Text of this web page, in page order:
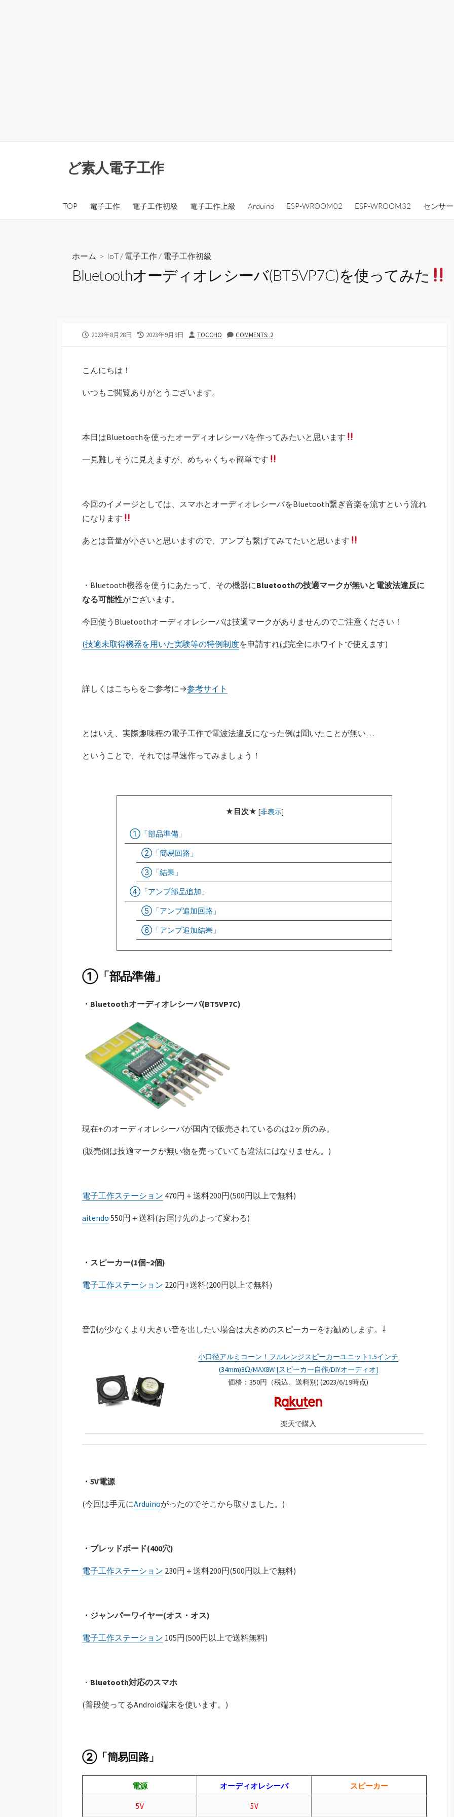
ど素人電子工作
TOP 電子工作 電子工作初級 電子工作上級 Arduino ESP-WROOM02 ESP-WROOM32 センサー
ホーム > IoT/ 電子工作/ 電子工作初級
Bluetoothオーディオレシーバ(BT5VP7C)を使ってみた
公
2023年8月28日
最
2023年9月9日
投
TOCCHO COMMENTS: 2
こんにちは！
いつもご閲覧ありがとうございます。
本日はBluetoothを使ったオーディオレシーバを作ってみたいと思います
一見難しそうに見えますが、めちゃくちゃ簡単です
今回のイメージとしては、スマホとオーディオレシーバをBluetooth繋ぎ音楽を流すという流れ
になります
あとは音量が小さいと思いますので、アンプも繋げてみてたいと思います
・Bluetooth機器を使うにあたって、その機器にBluetoothの技適マークが無いと電波法違反に
なる可能性がございます。
今回使うBluetoothオーディオレシーバは技適マークがありませんのでご注意ください！
(技適未取得機器を用いた実験等の特例制度を申請すれば完全にホワイトで使えます)
詳しくはこちらをご参考に→参考サイト
とはいえ、実際趣味程の電子工作で電波法違反になった例は聞いたことが無い…
ということで、それでは早速作ってみましょう！
★目次★ [非表示]
①「部品準備」
②「簡易回路」
③「結果」
④「アンプ部品追加」
⑤「アンプ追加回路」
⑥「アンプ追加結果」
①「部品準備」
・Bluetoothオーディオレシーバ(BT5VP7C)
現在↑のオーディオレシーバが国内で販売されているのは2ヶ所のみ。
(販売側は技適マークが無い物を売っていても違法にはなりません。)
電子工作ステーション 470円＋送料200円(500円以上で無料)
aitendo 550円＋送料(お届け先のよって変わる)
・スピーカー(1個~2個)
電子工作ステーション 220円+送料(200円以上で無料)
音割が少なくより大きい音を出したい場合は大きめのスピーカーをお勧めします。⇩
小口径アルミコーン！フルレンジスピーカーユニット1.5インチ
(34mm)3Ω/MAX8W [スピーカー自作/DIYオーディオ]
価格：350円（税込、送料別) (2023/6/19時点)
楽天で購入
・5V電源
(今回は手元にArduinoがったのでそこから取りました。)
・ブレッドボード(400穴)
電子工作ステーション 230円＋送料200円(500円以上で無料)
・ジャンパーワイヤー(オス・オス)
電子工作ステーション 105円(500円以上で送料無料)
・ Bluetooth対応のスマホ
(普段使ってるAndroid端末を使います。)
②「簡易回路」
電源 オーディオレシーバ スピーカー
5V 5V